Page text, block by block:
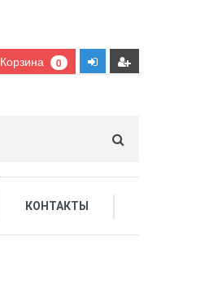
Корзина 0
КОНТАКТЫ